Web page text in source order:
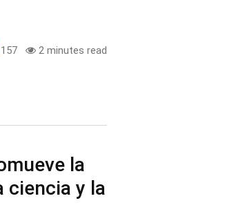
157 2 minutes read
la
ciencia y la